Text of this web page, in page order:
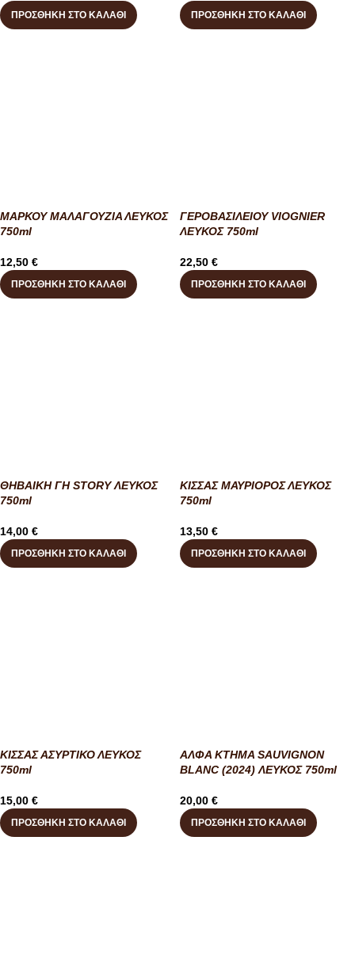
ΠΡΟΣΘΉΚΗ ΣΤΟ ΚΑΛΆΘΙ ΠΡΟΣΘΉΚΗ ΣΤΟ ΚΑΛΆΘΙ
ΜΑΡΚΟΥ ΜΑΛΑΓΟΥΖΙΑ ΛΕΥΚΟΣ
750ml
12,50 €
ΠΡΟΣΘΉΚΗ ΣΤΟ ΚΑΛΆΘΙ
ΓΕΡΟΒΑΣΙΛΕΙΟΥ VIOGNIER
ΛΕΥΚΟΣ 750ml
22,50 €
ΠΡΟΣΘΉΚΗ ΣΤΟ ΚΑΛΆΘΙ
ΘΗΒΑΙΚΗ ΓΗ STORY ΛΕΥΚΟΣ
750ml
14,00 €
ΠΡΟΣΘΉΚΗ ΣΤΟ ΚΑΛΆΘΙ
ΚΙΣΣΑΣ ΜΑΥΡΙΟΡΟΣ ΛΕΥΚΟΣ
750ml
13,50 €
ΠΡΟΣΘΉΚΗ ΣΤΟ ΚΑΛΆΘΙ
ΚΙΣΣΑΣ ΑΣΥΡΤΙΚΟ ΛΕΥΚΟΣ
750ml
15,00 €
ΠΡΟΣΘΉΚΗ ΣΤΟ ΚΑΛΆΘΙ
ΑΛΦΑ ΚΤΗΜΑ SAUVIGNON
BLANC (2024) ΛΕΥΚΟΣ 750ml
20,00 €
ΠΡΟΣΘΉΚΗ ΣΤΟ ΚΑΛΆΘΙ